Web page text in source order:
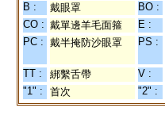
B : 戴眼罩 BO :
CO : 戴單邊羊毛面箍 E :
PC : 戴半掩防沙眼罩 PS :
TT : 綁繫舌帶 V :
"1" :
首次 "2" :